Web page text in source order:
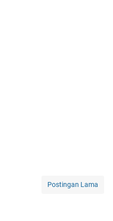
Postingan Lama